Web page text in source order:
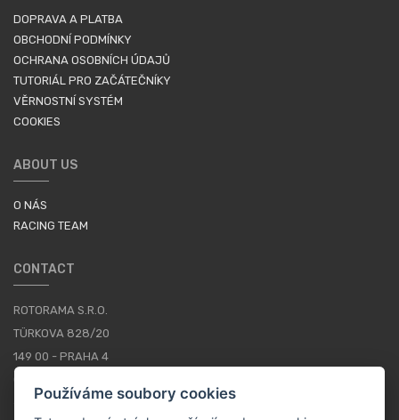
DOPRAVA A PLATBA
OBCHODNÍ PODMÍNKY
OCHRANA OSOBNÍCH ÚDAJŮ
TUTORIÁL PRO ZAČÁTEČNÍKY
VĚRNOSTNÍ SYSTÉM
COOKIES
ABOUT US
O NÁS
RACING TEAM
CONTACT
ROTORAMA S.R.O.
TÜRKOVA 828/20
149 00 - PRAHA 4
+420 252 252 098
Používáme soubory cookies